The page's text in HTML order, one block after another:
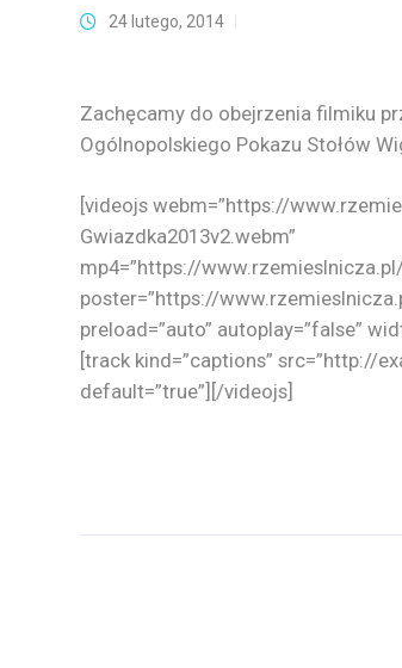
24 lutego, 2014
Zachęcamy do obejrzenia filmiku
Ogólnopolskiego Pokazu Stołów
[videojs webm=”https://
Gwiazdka2013v2.webm”
mp4=”https://
poster=”https://
preload=”auto” autoplay=”false”
[track kind=”captions” src=”http://
default=”true”][/videojs]